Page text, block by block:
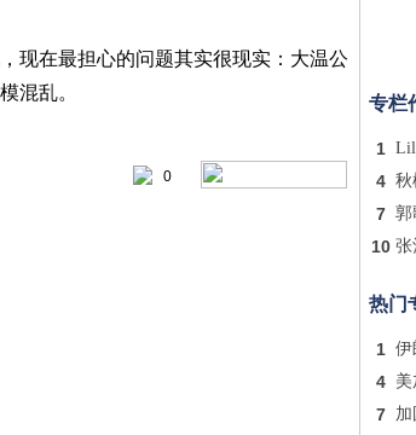
现在最担心的问题其实很现实：大温公
混乱。
0
专栏
1
4 秋
7 郭
10 张
热门
1 伊
4
7